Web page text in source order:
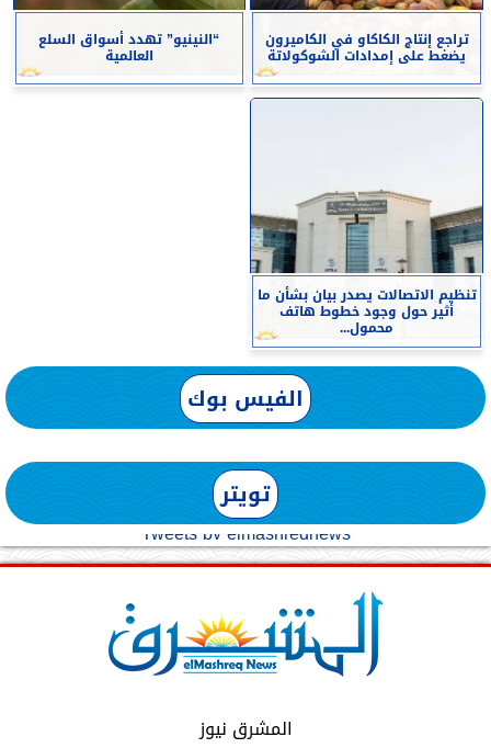
تراجع إنتاج الكاكاو في الكاميرون
يضغط على إمدادات الشوكولاتة
“النينيو” تهدد أسواق السلع
العالمية
تنظيم الاتصالات يصدر بيان بشأن ما
أثير حول وجود خطوط هاتف
محمول...
الفيس بوك
تويتر
Tweets by elmashreqnews
المشرق نيوز